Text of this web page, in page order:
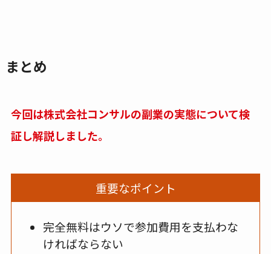
まとめ
今回は株式会社コンサルの副業の実態について検
証し解説しました。
重要なポイント
完全無料はウソで参加費用を支払わな
ければならない